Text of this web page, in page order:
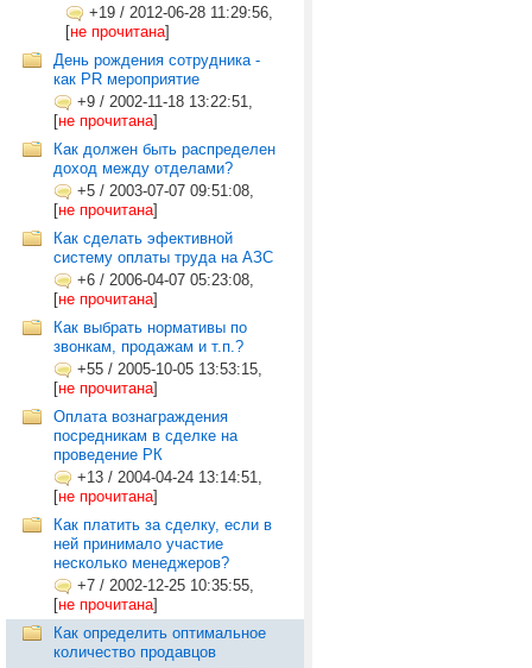
+19 / 2012-06-28 11:29:56,
[не прочитана]
День рождения сотрудника -
как PR мероприятие
+9 / 2002-11-18 13:22:51,
[не прочитана]
Как должен быть распределен
доход между отделами?
+5 / 2003-07-07 09:51:08,
[не прочитана]
Как сделать эфективной
систему оплаты труда на АЗС
+6 / 2006-04-07 05:23:08,
[не прочитана]
Как выбрать нормативы по
звонкам, продажам и т.п.?
+55 / 2005-10-05 13:53:15,
[не прочитана]
Оплата вознаграждения
посредникам в сделке на
проведение РК
+13 / 2004-04-24 13:14:51,
[не прочитана]
Как платить за сделку, если в
ней принимало участие
несколько менеджеров?
+7 / 2002-12-25 10:35:55,
[не прочитана]
Как определить оптимальное
количество продавцов